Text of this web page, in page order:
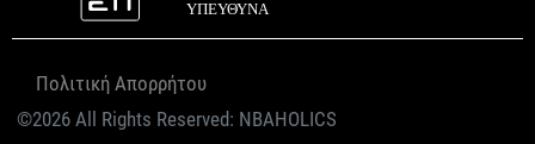
©2026 All Rights Reserved: NBAHOLICS
Πολιτική Απορρήτου